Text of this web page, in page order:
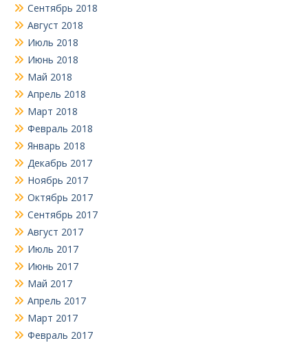
Сентябрь 2018
Август 2018
Июль 2018
Июнь 2018
Май 2018
Апрель 2018
Март 2018
Февраль 2018
Январь 2018
Декабрь 2017
Ноябрь 2017
Октябрь 2017
Сентябрь 2017
Август 2017
Июль 2017
Июнь 2017
Май 2017
Апрель 2017
Март 2017
Февраль 2017